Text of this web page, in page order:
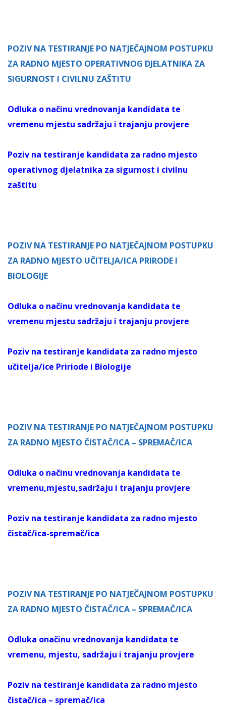
POZIV NA TESTIRANJE PO NATJEČAJNOM POSTUPKU
ZA RADNO MJESTO OPERATIVNOG DJELATNIKA ZA
SIGURNOST I CIVILNU ZAŠTITU
Odluka o načinu vrednovanja kandidata te
vremenu mjestu sadržaju i trajanju provjere
Poziv na testiranje kandidata za radno mjesto
operativnog djelatnika za sigurnost i civilnu
zaštitu
POZIV NA TESTIRANJE PO NATJEČAJNOM POSTUPKU
ZA RADNO MJESTO UČITELJA/ICA PRIRODE I
BIOLOGIJE
Odluka o načinu vrednovanja kandidata te
vremenu mjestu sadržaju i trajanju provjere
Poziv na testiranje kandidata za radno mjesto
učitelja/ice Pririode i Biologije
POZIV NA TESTIRANJE PO NATJEČAJNOM POSTUPKU
ZA RADNO MJESTO ČISTAČ/ICA – SPREMAČ/ICA
Odluka o načinu vrednovanja kandidata te
vremenu,mjestu,sadržaju i trajanju provjere
Poziv na testiranje kandidata za radno mjesto
čistač/ica-spremač/ica
POZIV NA TESTIRANJE PO NATJEČAJNOM POSTUPKU
ZA RADNO MJESTO ČISTAČ/ICA – SPREMAČ/ICA
Odluka onačinu vrednovanja kandidata te
vremenu, mjestu, sadržaju i trajanju provjere
Poziv na testiranje kandidata za radno mjesto
čistač/ica – spremač/ica